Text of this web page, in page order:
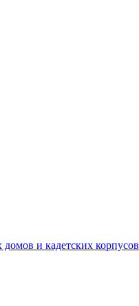
и кадетских корпусов